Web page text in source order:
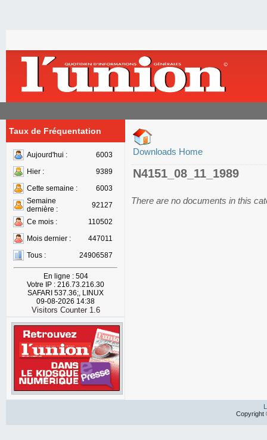
Taux de Fréquentation
Aujourd'hui :
6003
Hier :
9389
Cette semaine :
6003
Semaine
dernière :
92127
Ce mois :
110502
Mois dernier :
447011
Tous :
24906587
En ligne : 504
Votre IP : 216.73.216.30
SAFARI 537.36;, LINUX
09-08-2026 14:38
Visitors Counter 1.6
Downloads Home
N4151_08_11_1989
There are no documents in this
Copyright